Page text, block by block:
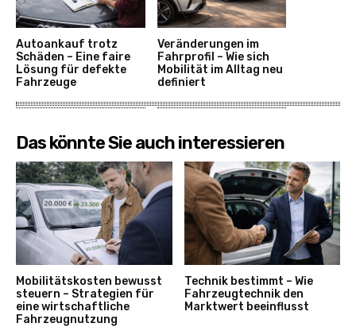
Autoankauf trotz
Schäden – Eine faire
Lösung für defekte
Fahrzeuge
Veränderungen im
Fahrprofil – Wie sich
Mobilität im Alltag neu
definiert
Das könnte Sie auch interessieren
Mobilitätskosten bewusst
steuern – Strategien für
eine wirtschaftliche
Fahrzeugnutzung
Technik bestimmt – Wie
Fahrzeugtechnik den
Marktwert beeinflusst